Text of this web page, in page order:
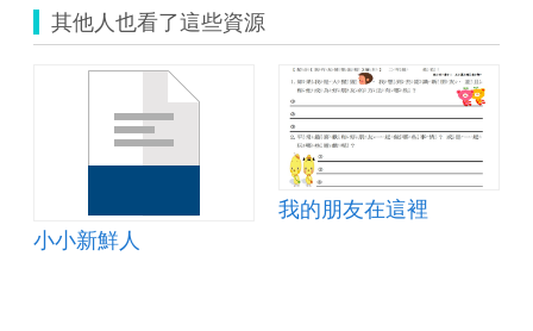
其他人也看了這些資源
小小新鮮人
我的朋友在這裡